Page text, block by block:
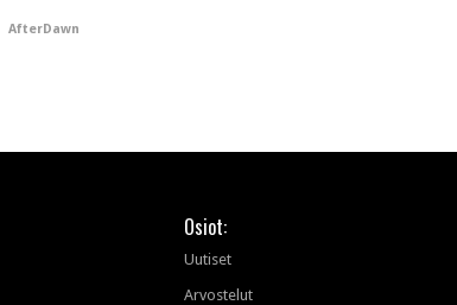
AfterDawn
Osiot:
Uutiset
Arvostelut